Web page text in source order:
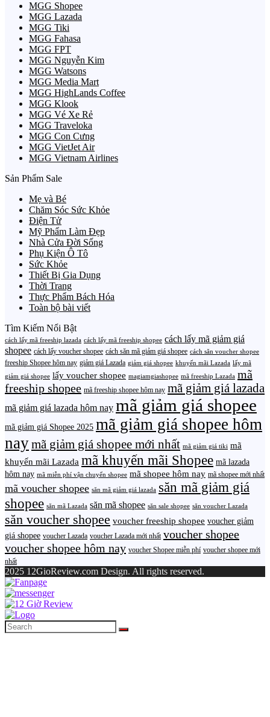
MGG Shopee
MGG Lazada
MGG Tiki
MGG Fahasa
MGG FPT
MGG Nguyễn Kim
MGG Watsons
MGG Media Mart
MGG HighLands Coffee
MGG Klook
MGG Vé Xe Rẻ
MGG Traveloka
MGG Con Cưng
MGG VietJet Air
MGG Vietnam Airlines
Sản Phẩm Sale
Mẹ và Bé
Chăm Sóc Sức Khỏe
Điện Tử
Mỹ Phẩm Làm Đẹp
Nhà Cửa Đời Sống
Phụ Kiện Ô Tô
Sức Khỏe
Thiết Bị Gia Dụng
Thời Trang
Thực Phẩm Bách Hóa
Toàn bộ bài viết
Tìm Kiếm Nổi Bật
cách lấy mã freeship lazada cách lấy mã freeship shopee cách lấy mã giảm giá
shopee cách lấy voucher shopee cách săn mã giảm giá shopee cách săn voucher shopee
freeship Shopee hôm nay giảm giá Lazada giảm giá shopee khuyến mãi Lazada lấy mã
giảm giá shopee lấy voucher shopee magiamgiashopee mã freeship Lazada mã
freeship shopee mã freeship shopee hôm nay mã giảm giá lazada
mã giảm giá lazada hôm nay mã giảm giá shopee
mã giảm giá Shopee 2025 mã giảm giá shopee hôm
naymã giảm giá shopee mới nhất mã giảm giá tiki mã
khuyến mãi Lazada mã khuyến mãi Shopee mã lazada
hôm nay mã miễn phí vận chuyển shopee mã shopee hôm nay mã shopee mới nhất
mã voucher shopee săn mã giảm giá lazada săn mã giảm giá
shopee săn mã Lazada săn mã shopee săn sale shopee săn voucher Lazada
săn voucher shopee voucher freeship shopee voucher giảm
giá shopee voucher Lazada voucher Lazada mới nhất voucher shopee
voucher shopee hôm nay voucher Shopee miễn phí voucher shopee mới
nhất
2025 12GioReview.com Design. All rights reserved.